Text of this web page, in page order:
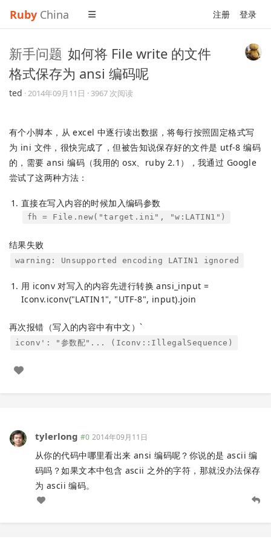
Ruby China 注册 登录
新手问题 如何将 File write 的文件
格式保存为 ansi 编码呢
ted ·2014年09月11日 · 3967 次阅读
有个小脚本，从 excel 中逐行读出数据，将每行按照固定格式写
为 ini 文件，很快完成了，但被告知说保存好的文件是 utf-8 编码
的，需要 ansi 编码（我用的 osx、ruby 2.1），我通过 Google
尝试了这两种方法：
直接在写入内容的时候加入编码参数
fh = File.new("target.ini", "w:LATIN1")
结果失败
warning: Unsupported encoding LATIN1 ignored
用 iconv 对写入的内容先进行转换 ansi_input =
Iconv.iconv("LATIN1", "UTF-8", input).join
再次报错（写入的内容中有中文）`
iconv': "参数配"... (Iconv::IllegalSequence)
tylerlong #0 2014年09月11日
从你的代码中哪里看出来 ansi 编码呢？你说的是 ascii 编
码吗？如果文本中包含 ascii 之外的字符，那就没办法保存
为 ascii 编码。